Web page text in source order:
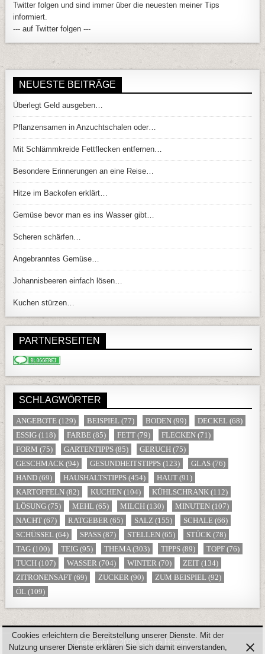
Twitter folgen und sind immer über die neuesten meiner Tips
informiert.
--- auf Twitter folgen ---
NEUESTE BEITRÄGE
Überlegt Geld ausgeben…
Pflanzensamen in Anzuchtschalen oder…
Mit Schlämmkreide Fettflecken entfernen…
Besondere Erinnerungen an eine Reise…
Hitze im Backofen erklärt…
Gemüse bevor man es ins Wasser gibt…
Scheren schärfen…
Angebranntes Gemüse…
Johannisbeeren einfach lösen…
Kuchen stürzen…
PARTNERSEITEN
SCHLAGWÖRTER
ANGEBOTE (129) BEISPIEL (77) BODEN (99) DECKEL (68)
ESSIG (118) FARBE (85) FETT (79) FLECKEN (71)
FORM (75) GARTENTIPPS (85) GERUCH (75)
GESCHMACK (94) GESUNDHEITSTIPPS (123) GLAS (76)
HAND (69) HAUSHALTSTIPPS (454) HAUT (91)
KARTOFFELN (82) KUCHEN (104) KÜHLSCHRANK (112)
LÖSUNG (75) MEHL (65) MILCH (130) MINUTEN (107)
NACHT (67) RATGEBER (65) SALZ (155) SCHALE (66)
SCHÜSSEL (64) SPASS (87) STELLEN (65) STÜCK (78)
TAG (100) TEIG (95) THEMA(303) TIPPS (89) TOPF (76)
TUCH (107) WASSER (704) WINTER (70) ZEIT (134)
ZITRONENSAFT (69) ZUCKER (90) ZUM BEISPIEL (92)
ÖL (109)
Copyright © 2026 Verena Haerter
Cookies erleichtern die Bereitstellung unserer Dienste. Mit der
Nutzung unserer Dienste erklären Sie sich damit einverstanden,